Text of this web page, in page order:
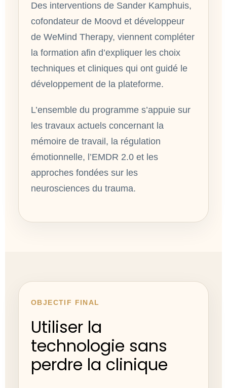
Des interventions de Sander Kamphuis,
cofondateur de Moovd et développeur
de WeMind Therapy, viennent compléter
la formation afin d’expliquer les choix
techniques et cliniques qui ont guidé le
développement de la plateforme.
L’ensemble du programme s’appuie sur
les travaux actuels concernant la
mémoire de travail, la régulation
émotionnelle, l’EMDR 2.0 et les
approches fondées sur les
neurosciences du trauma.
OBJECTIF FINAL
Utiliser la
technologie sans
perdre la clinique